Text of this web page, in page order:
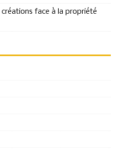
face à la propriété